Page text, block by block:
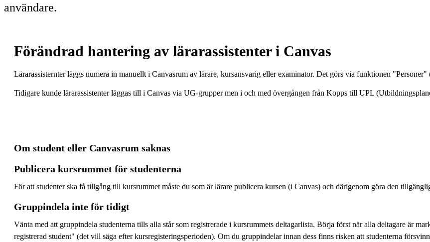
användare.
Förändrad hantering av lärarassistenter i Canvas
Lärarassisternter läggs numera in manuellt i Canvasrum av lärare, kursansvarig eller examinator. Det görs via funktionen
Tidigare kunde lärarassistenter läggas till i Canvas via UG-grupper men i och med övergången från Kopps till UPL
Om student eller Canvasrum saknas
Publicera kursrummet för studenterna
För att studenter ska få tillgång till kursrummet måste du som är lärare publicera kursen (i Canvas) och därigenom göra den
Gruppindela inte för tidigt
Vänta med att gruppindela studenterna tills alla står som registrerade i kursrummets deltagarlista. Börja först när alla deltagare är
registrerad student" (det vill säga efter kursregisteringsperioden). Om du gruppindelar innan dess finns risken att studenterna